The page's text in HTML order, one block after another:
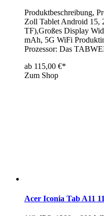
Produktbeschreibung,
Zoll Tablet Android 15,
TF),Großes Display
mAh, 5G WiFi
Prozessor: Das
ab 115,00 €*
Zum Shop
Acer Iconia Tab A11